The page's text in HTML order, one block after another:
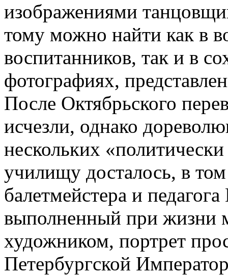
изображениями
тому можно найти как в
воспитанников, так и в
фотографиях,
После Октябрьского
исчезли, однако
нескольких
училищу досталось, в
балетмейстера и
выполненный при жизни
художником, портрет
Петербургской